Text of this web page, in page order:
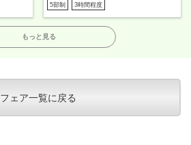
5部制 3時間程度
もっと見る
フェア一覧に戻る